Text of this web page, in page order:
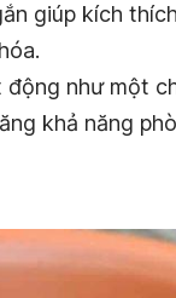
giúp kích
như một
khả năng